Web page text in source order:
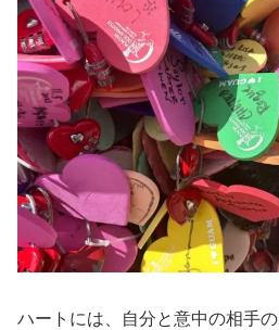
ハートには、自分と意中の相手